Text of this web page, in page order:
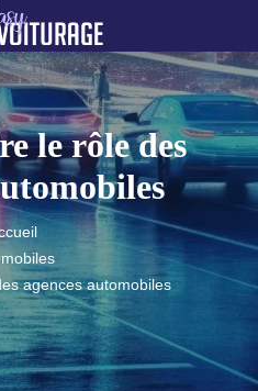
le rôle des
agences automobiles